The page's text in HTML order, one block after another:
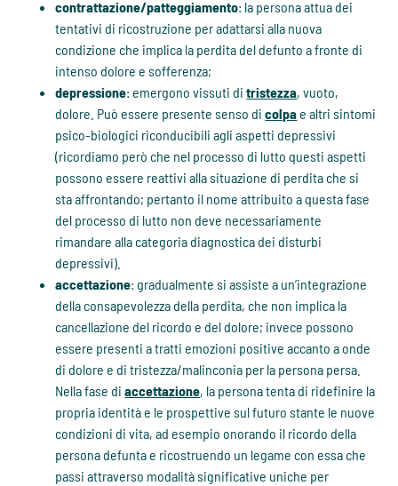
contrattazione/patteggiamento: la persona attua dei
tentativi di ricostruzione per adattarsi alla nuova
condizione che implica la perdita del defunto a fronte di
intenso dolore e sofferenza;
depressione: emergono vissuti ditristezza, vuoto,
dolore. Può essere presente senso dicolpa e altri sintomi
psico-biologici riconducibili agli aspetti depressivi
(ricordiamo però che nel processo di lutto questi aspetti
possono essere reattivi alla situazione di perdita che si
sta affrontando; pertanto il nome attribuito a questa fase
del processo di lutto non deve necessariamente
rimandare alla categoria diagnostica dei disturbi
depressivi).
accettazione: gradualmente si assiste a un’integrazione
della consapevolezza della perdita, che non implica la
cancellazione del ricordo e del dolore; invece possono
essere presenti a tratti emozioni positive accanto a onde
di dolore e di tristezza/malinconia per la persona persa.
Nella fase diaccettazione, la persona tenta di ridefinire la
propria identità e le prospettive sul futuro stante le nuove
condizioni di vita, ad esempio onorando il ricordo della
persona defunta e ricostruendo un legame con essa che
passi attraverso modalità significative uniche per